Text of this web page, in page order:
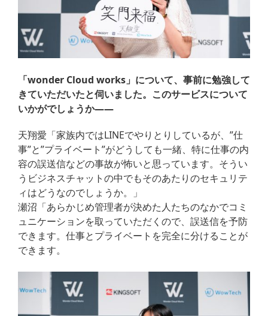
「wonder Cloud works」について、事前に勉強して
きていただいたと伺いました。このサービスについて
いかがでしょうか——
天翔愛「家族内ではLINEでやりとりしているが、”仕
事”と”プライベート”がどうしても一緒、特に仕事の内
容の誤送信などの事故が怖いと思っています。そうい
うビジネスチャットの中でもそのあたりのセキュリテ
ィはどうなのでしょうか。」
瀬沼「あらかじめ管理者が決めた人たちのなかでコミ
ュニケーションを取っていただくので、誤送信を予防
できます。仕事とプライベートを完全に分けることが
できます。